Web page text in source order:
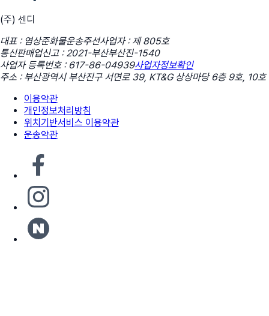
(주) 센디
대표 : 염상준화물운송주선사업자 : 제 805호
통신판매업신고 : 2021-부산부산진-1540
사업자 등록번호 : 617-86-04939사업자정보확인
주소 : 부산광역시 부산진구 서면로 39, KT&G 상상마당 6층 9호, 10호
이용약관
개인정보처리방침
위치기반서비스 이용약관
운송약관